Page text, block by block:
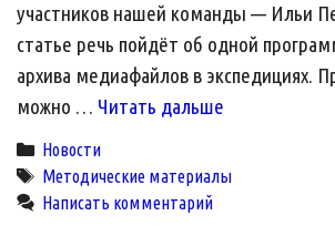
участников нашей команды — Ильи
статье речь пойдёт об одной
архива медиафайлов в экспедициях.
можно … Читать дальше
о
Categories
Новости
Tags
Методические материалы
Написать комментарий